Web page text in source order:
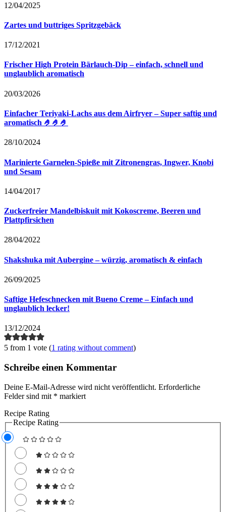
12/04/2025
Zartes und buttriges Spritzgebäck
17/12/2021
Frischer High Protein Bärlauch-Dip – einfach, schnell und
unglaublich aromatisch
20/03/2026
Einfacher Teriyaki-Lachs aus dem Airfryer – Super saftig und
aromatisch 🤌🤌🤌
28/10/2024
Marinierte Garnelen-Spieße mit Zitronengras, Ingwer, Knobi
und Sesam
14/04/2017
Zuckerfreier Mandelbiskuit mit Kokoscreme, Beeren und
Plattpfirsichen
28/04/2022
Shakshuka mit Aubergine – würzig, aromatisch & einfach
26/09/2025
Saftige Hefeschnecken mit Bueno Creme – Einfach und
unglaublich lecker!
13/12/2024
5 from 1 vote (1 rating without comment)
Schreibe einen Kommentar
Deine E-Mail-Adresse wird nicht veröffentlicht. Erforderliche
Felder sind mit * markiert
Recipe Rating
Recipe Rating